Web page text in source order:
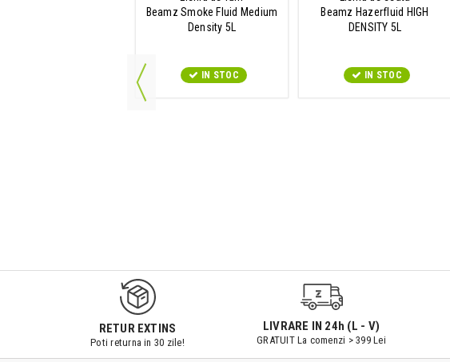
Beamz Smoke Fluid Medium
Density 5L
IN STOC
Beamz Hazerfluid HIGH
DENSITY 5L
IN STOC
RETUR EXTINS
Poti returna in 30 zile!
LIVRARE IN 24h (L - V)
GRATUIT La comenzi > 399 Lei